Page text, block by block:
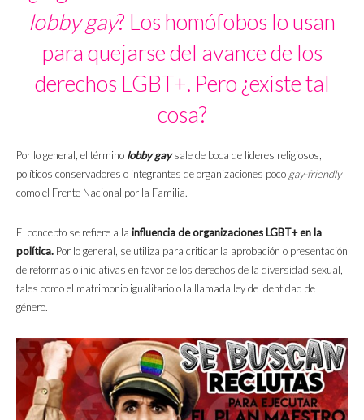
lobby gay? Los homófobos lo usan
para quejarse del avance de los
derechos LGBT+. Pero ¿existe tal
cosa?
Por lo general, el término lobbygaysale de boca de líderes religiosos,
políticos conservadores o integrantes de organizaciones poco gay-friendly
como el Frente Nacional por la Familia.
El concepto se refiere a la influencia de organizaciones LGBT+ en la
política. Por lo general, se utiliza para criticar la aprobación o presentación
de reformas o iniciativas en favor de los derechos de la diversidad sexual,
tales como el matrimonio igualitario o la llamada ley de identidad de
género.